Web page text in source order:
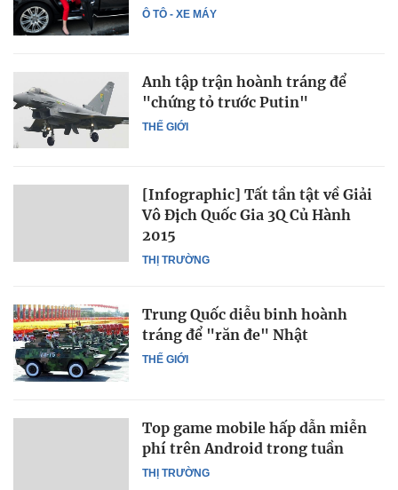
Ô TÔ - XE MÁY
THẾ GIỚI
Anh tập trận hoành tráng để
"chứng tỏ trước Putin"
THỊ TRƯỜNG
[Infographic] Tất tần tật về Giải
Vô Địch Quốc Gia 3Q Củ Hành
2015
THẾ GIỚI
Trung Quốc diễu binh hoành
tráng để "răn đe" Nhật
THỊ TRƯỜNG
Top game mobile hấp dẫn miễn
phí trên Android trong tuần